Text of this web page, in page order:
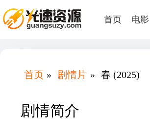
首页 电影
首页 » 剧情片 » 春 (2025)
剧情简介